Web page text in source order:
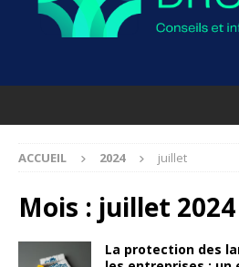
ACCUEIL 2024 juillet
Mois : juillet 2024
La protection des